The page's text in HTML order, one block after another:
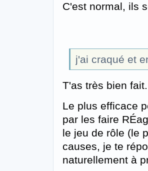
C'est normal, ils
j'ai craqué et
T'as très bien fait.
Le plus efficace
par les faire
le jeu de rôle (le
causes, je te
naturellement à